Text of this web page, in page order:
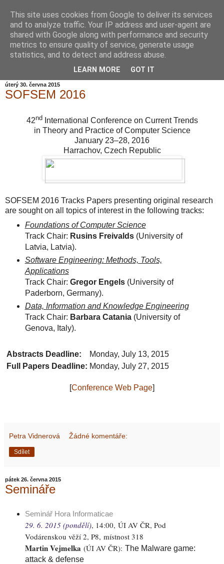
Informační zátiší
Blog Ústavu informatiky Akademie věd České republiky,
úterý 30. června 2015
SOFSEM 2016
42ndInternational Conference on Current Trends
in Theory and Practice of Computer Science
January 23–28, 2016
Harrachov, Czech Republic
SOFSEM 2016 Tracks Papers presenting original research
are sought on all topics of interest in the following tracks:
Foundations of Computer Science
Track Chair: Rusins Freivalds(University of
Latvia, Latvia).
Software Engineering: Methods, Tools,
Applications
Track Chair: Gregor Engels(University of
Paderborn, Germany).
Data, Information and Knowledge Engineering
Track Chair: Barbara Catania(University of
Genova, Italy).
Abstracts Deadline:
Monday, July 13, 2015
Full Papers Deadline: Monday, July 27, 2015
[Conference Web Page]
Petra Vidnerová Žádné komentáře:
Sdílet
pátek 26. června 2015
Semináře
Seminář Hora Informaticae
29. 6. 2015 (pondělí), 14:00, ÚI AV ČR, Pod
Vodárenskou věží 2, P8, místnost 318
Martin Vejmelka (ÚI AV ČR): The Malware game:
attack & defense
This site uses cookies from Google to deliver its services
and to analyze traffic. Your IP address and user-agent are
shared with Google along with performance and security
metrics to ensure quality of service, generate usage
statistics, and to detect and address abuse.
LEARN MORE GOT IT